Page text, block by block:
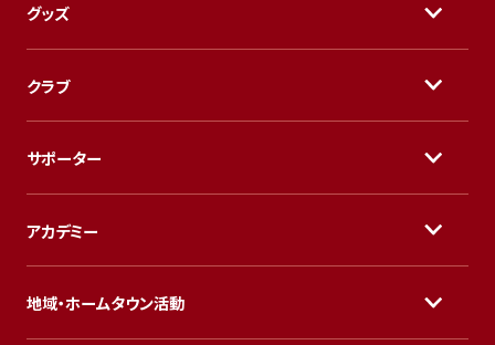
グッズ
クラブ
サポーター
アカデミー
地域・ホームタウン活動